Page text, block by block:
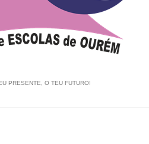
PRESENTE, O TEU FUTURO!